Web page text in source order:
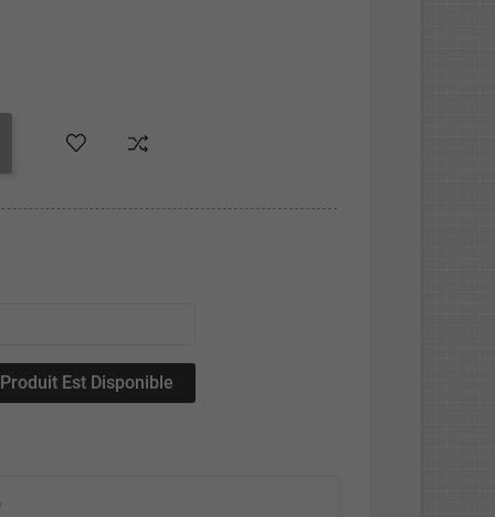
Est Disponible